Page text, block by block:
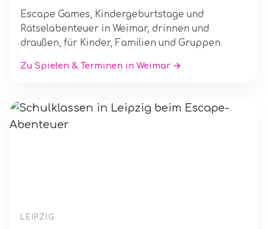
Escape Games, Kindergeburtstage und
Rätselabenteuer in Weimar, drinnen und
draußen, für Kinder, Familien und Gruppen.
Zu Spielen & Terminen in Weimar →
LEIPZIG